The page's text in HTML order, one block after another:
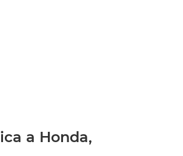
a Honda,